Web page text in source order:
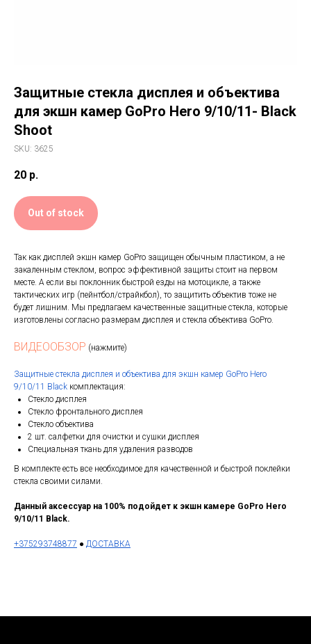
Защитные стекла дисплея и объектива
для экшн камер GoPro Hero 9/10/11- Black
Shoot
SKU: 3625
20 р.
Out of stock
Так как дисплей экшн камер GoPro защищен обычным пластиком, а не
закаленным стеклом, вопрос эффективной защиты стоит на первом
месте. А если вы поклонник быстрой езды на мотоцикле, а также
тактических игр (пейнтбол/страйкбол), то защитить объектив тоже не
будет лишним. Мы предлагаем качественные защитные стекла, которые
изготовлены согласно размерам дисплея и стекла объектива GoPro.
ВИДЕООБЗОР (нажмите)
Защитные стекла дисплея и объектива для экшн камер GoPro Hero
9/10/11 Black комплектация:
Стекло дисплея
Стекло фронтального дисплея
Стекло объектива
2 шт. салфетки для очистки и сушки дисплея
Специальная ткань для удаления разводов
В комплекте есть все необходимое для качественной и быстрой поклейки
стекла своими силами.
Данный аксессуар на 100% подойдет к экшн камере GoPro Hero
9/10/11 Black.
+375293748877 ● ДОСТАВКА